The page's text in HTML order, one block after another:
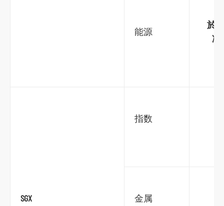
能源
於
凌
SGX
指数
金属